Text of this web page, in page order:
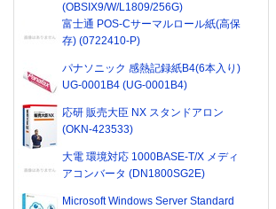
(OBSIX9/W/L1809/256G)
富士通 POS-Cサーマルロール紙(高保
存) (0722410-P)
パナソニック 感熱記録紙B4(6本入り)
UG-0001B4 (UG-0001B4)
応研 販売大臣 NX スタンドアロン
(OKN-423533)
大電 環境対応 1000BASE-T/X メディ
アコンバータ (DN1800SG2E)
Microsoft Windows Server Standard